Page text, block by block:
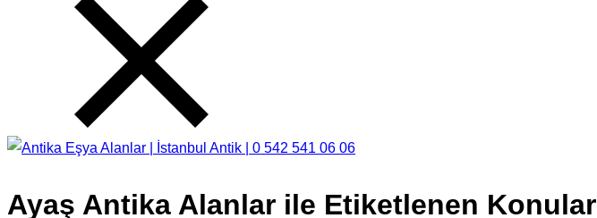
Ayaş Antika Alanlar ile Etiketlenen Konular